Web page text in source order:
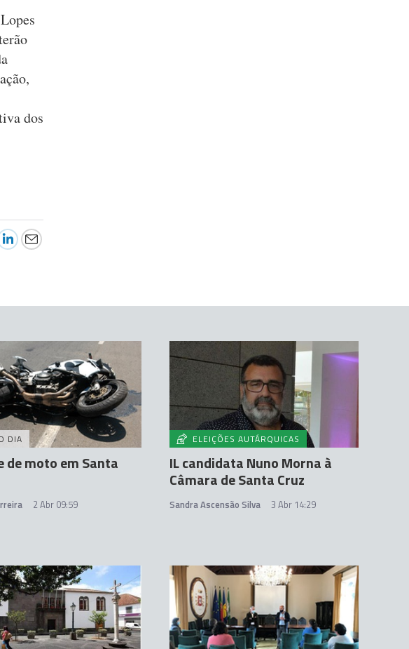
dos
DIA
de moto em Santa
2 Abr 09:59
ELEIÇÕES AUTÁRQUICAS
IL candidata Nuno Morna à
Câmara de Santa Cruz
Sandra Ascensão Silva 3 Abr 14:29